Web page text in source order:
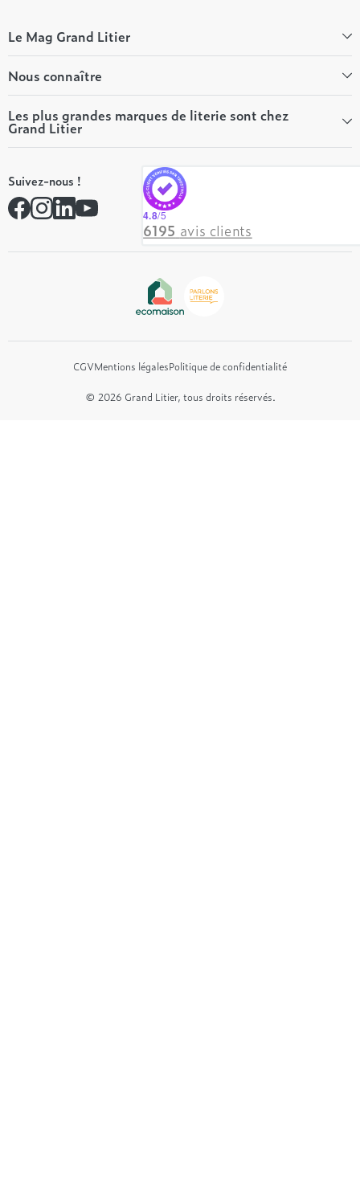
Le Mag Grand Litier
Bien-être
Conseils literie
Tous les articles du Mag
Tous nos guides
Nous connaître
Qui sommes-nous ?
Nos valeurs
Nos engagements
Rejoindre notre réseau
Contactez-nous
Les plus grandes marques de literie sont chez
Grand Litier
André Renault
Simmons
Hôtel & Lodge
Suivez-nous !
4.8/5
6195 avis clients
CGVMentions légalesPolitique de confidentialité
© 2026 Grand Litier, tous droits réservés.